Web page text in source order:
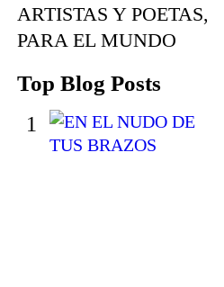
ARTISTAS Y POETAS,
PARA EL MUNDO
Top Blog Posts
1